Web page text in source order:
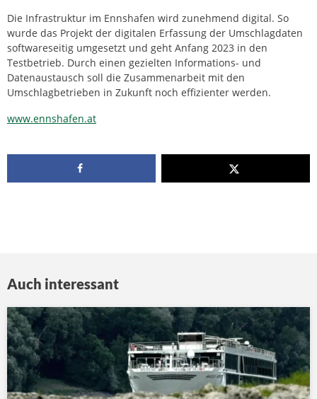
Die Infrastruktur im Ennshafen wird zunehmend digital. So
wurde das Projekt der digitalen Erfassung der Umschlagdaten
softwareseitig umgesetzt und geht Anfang 2023 in den
Testbetrieb. Durch einen gezielten Informations- und
Datenaustausch soll die Zusammenarbeit mit den
Umschlagbetrieben in Zukunft noch effizienter werden.
www.ennshafen.at
Auch interessant